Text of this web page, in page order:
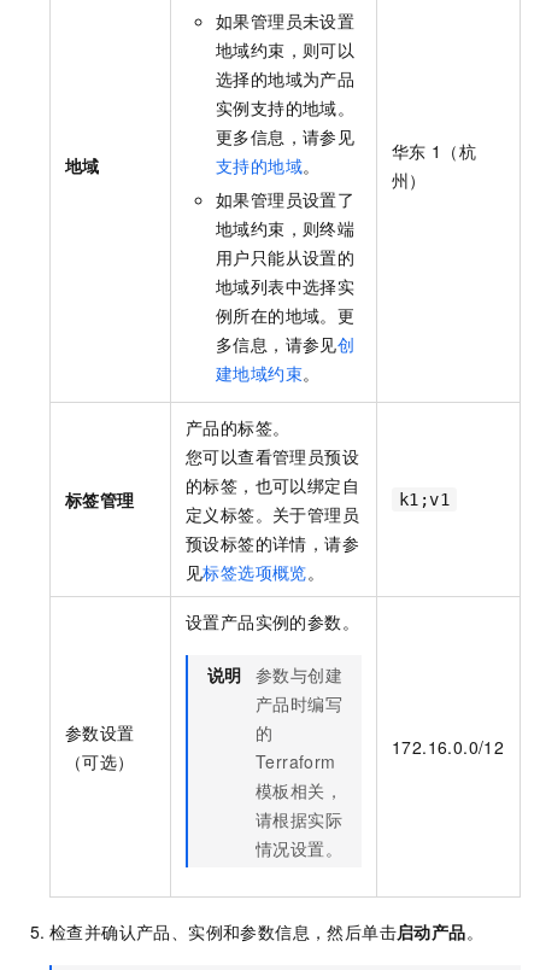
地域
如果管理员未设置
地域约束，则可以
选择的地域为产品
实例支持的地域。
更多信息，请参见
支持的地域。
如果管理员设置了
地域约束，则终端
用户只能从设置的
地域列表中选择实
例所在的地域。更
多信息，请参见创
建地域约束。
华东 1（杭
州）
标签管理
产品的标签。
您可以查看管理员预设
的标签，也可以绑定自
定义标签。关于管理员
预设标签的详情，请参
见标签选项概览。
k1;v1
参数设置
（可选）
设置产品实例的参数。
说明 参数与创建
产品时编写
的
Terraform
模板相关，
请根据实际
情况设置。
172.16.0.0/12
检查并确认产品、实例和参数信息，然后单击启动产品。